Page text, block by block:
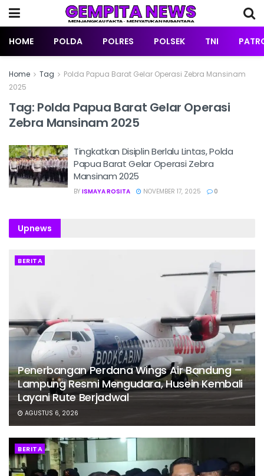
HOME POLDA POLRES POLSEK TNI
Home Tag
Polda Papua Barat Gelar Operasi Zebra Mansinam
2025
Tag: Polda Papua Barat Gelar Operasi
Zebra Mansinam 2025
Tingkatkan Disiplin Berlalu Lintas, Polda
Papua Barat Gelar Operasi Zebra
Mansinam 2025
BY ISMAYA ROSITA NOVEMBER 17, 2025 0
Upnews
BERITA
Penerbangan Perdana Wings Air Bandung –
Lampung Resmi Mengudara, Husein Kembali
Layani Rute Berjadwal
AGUSTUS 6, 2026
BERITA